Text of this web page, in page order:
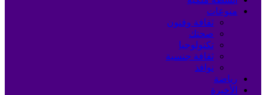
منوعات
ثقافة وفنون
صحتك
تكنولوجيا
ثقافة جنسية
نوافذ
رياضة
الأخيرة